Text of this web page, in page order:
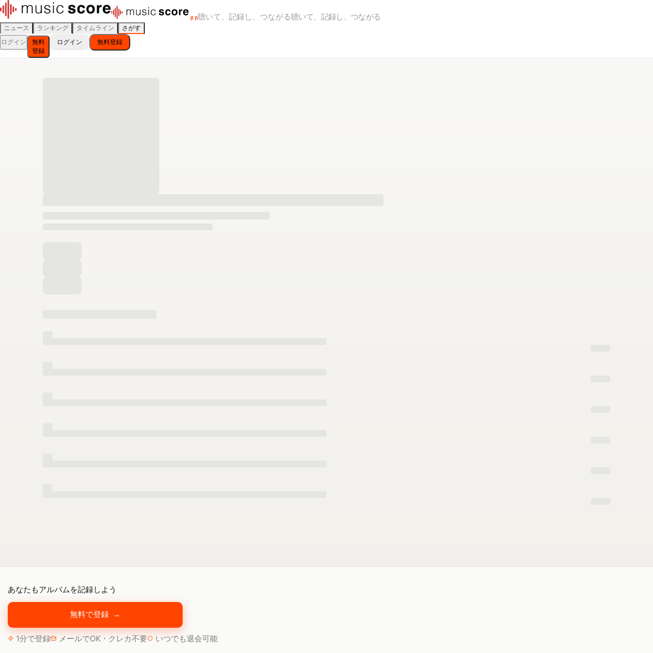
β β聴いて、記録し、つながる聴いて、記録し、つながる
ニュース ランキング タイムライン
さがす
ログイン
無料
登録
ログイン 無料登録
あなたもアルバムを記録しよう
無料で登録 →
1分で登録 メールでOK・クレカ不要 いつでも退会可能